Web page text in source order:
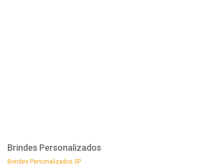
Brindes Personalizados
Brindes Personalizados SP